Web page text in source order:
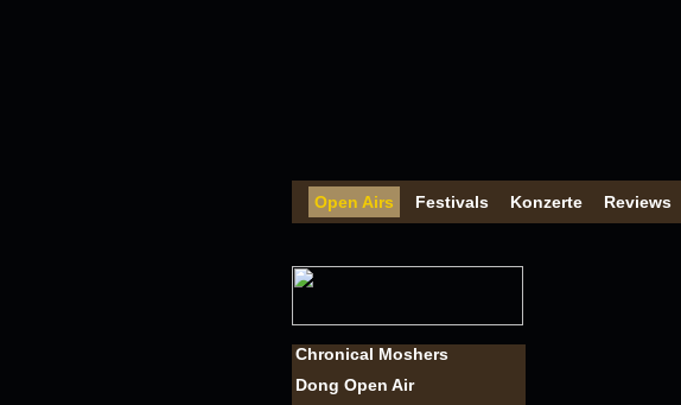
Open Airs Festivals Konzerte Reviews
Chronical Moshers
Dong Open Air